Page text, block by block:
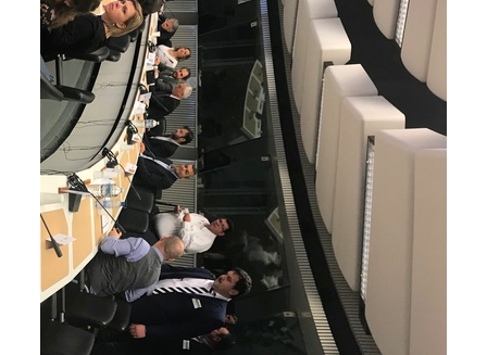
2011
2010
2006
ΤΟΠΟΣ
ΠΟΛΙΤΙΣΜΟΣ
ΑΝΘΕΚΤΙΚΗ